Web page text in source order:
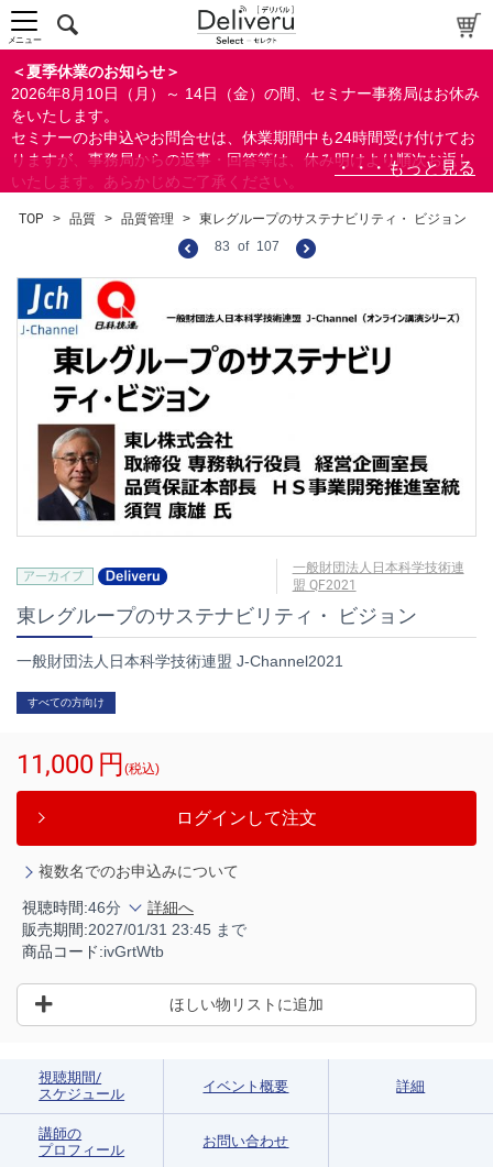
＜夏季休業のお知らせ＞
2026年8月10日（月）～ 14日（金）の間、セミナー事務局はお休み
をいたします。
セミナーのお申込やお問合せは、休業期間中も24時間受け付けてお
りますが、事務局からの返事・回答等は、休み明けより順次お返し
いたします。あらかじめご了承ください。
ができます。
メニュー
TOP > 品質 > 品質管理 > 東レグループのサステナビリティ・ ビジョン
83 of 107
一般財団法人日本科学技術連
盟 QF2021
東レグループのサステナビリティ・ ビジョン
一般財団法人日本科学技術連盟 J-Channel2021
すべての方向け
11,000 円 (税込)
ログインして注文
複数名でのお申込みについて
視聴時間:46分
詳細へ
販売期間:2027/01/31 23:45 まで
商品コード:ivGrtWtb
ほしい物リストに追加
視聴期間/
スケジュール
イベント概要 詳細
講師の
プロフィール
お問い合わせ